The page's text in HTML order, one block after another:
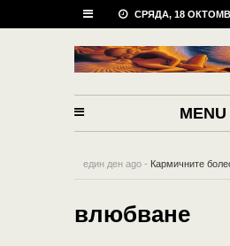
СРЯДА, 18
MENU
един ден ago - Кармичните
влюбване